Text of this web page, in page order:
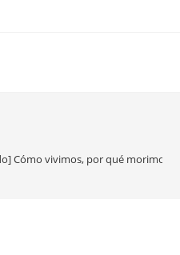
Cómo vivimos, por qué morimos: